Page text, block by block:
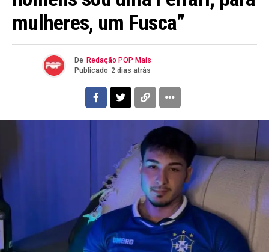
mulheres, um Fusca”
De Redação POP Mais
Publicado 2 dias atrás